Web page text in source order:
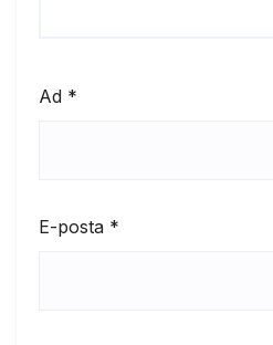
Ad *
E-posta *